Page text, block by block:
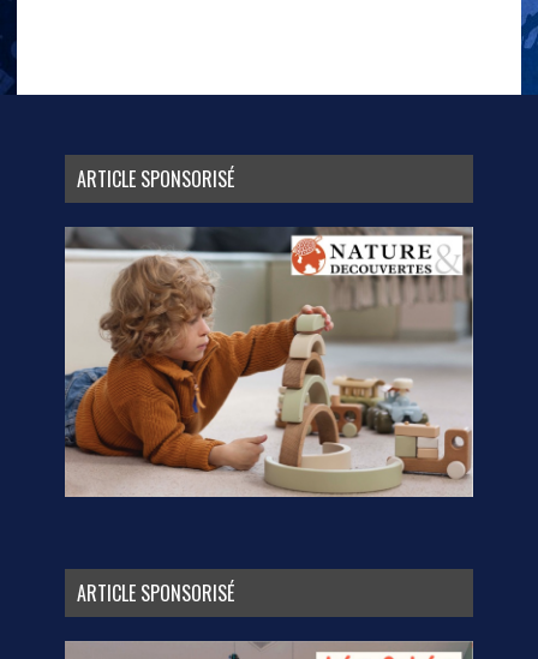
ARTICLE SPONSORISÉ
ARTICLE SPONSORISÉ